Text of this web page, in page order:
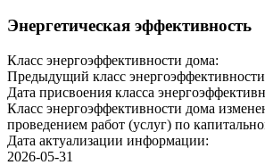
Энергетическая эффективность
Класс энергоэффективности дома:
Предыдущий класс
Дата присвоения класса
Класс энергоэффективности дома
проведением работ (услуг) по
Дата актуализации информации:
2026-05-31